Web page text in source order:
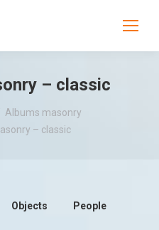
– classic
Albums masonry
– classic
Objects People